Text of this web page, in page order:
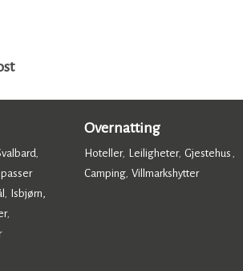
,
,
Isbjørn,
,
Overnatting
Hoteller, Leiligheter, Gjestehus ,
Camping, Villmarkshytter,